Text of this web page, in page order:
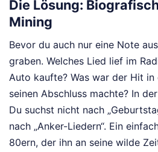
Die Lösung:
Mining
Bevor du auch nur eine Note
graben. Welches Lied lief im
Auto kaufte? Was war der Hit in
seinen Abschluss machte? In
Du suchst nicht nach
nach „Anker-Liedern“. Ein
80ern, der ihn an seine wilde